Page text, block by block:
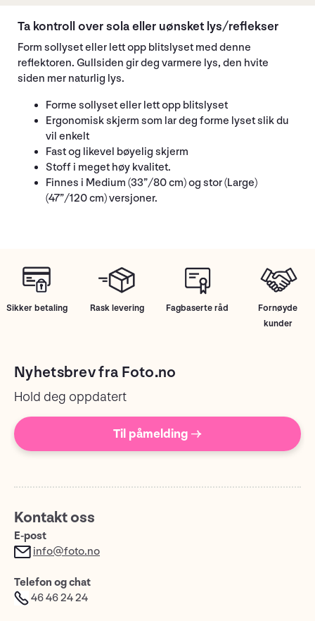
Ta kontroll over sola eller uønsket lys/reflekser
Form sollyset eller lett opp blitslyset med denne
reflektoren. Gullsiden gir deg varmere lys, den hvite
siden mer naturlig lys.
Forme sollyset eller lett opp blitslyset
Ergonomisk skjerm som lar deg forme lyset slik du
vil enkelt
Fast og likevel bøyelig skjerm
Stoff i meget høy kvalitet.
Finnes i Medium (33”/80 cm) og stor (Large)
(47”/120 cm) versjoner.
Sikker betaling Rask levering Fagbaserte råd
Fornøyde
kunder
Nyhetsbrev fra Foto.no
Hold deg oppdatert
Til påmelding →
Kontakt oss
E-post
info@foto.no
Telefon og chat
46 46 24 24